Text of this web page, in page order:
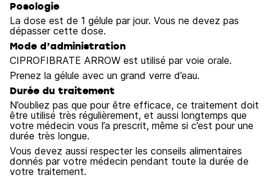
Posologie
La dose est de 1 gélule par jour. Vous ne devez pas
dépasser cette dose.
Mode d’administration
CIPROFIBRATE ARROW est utilisé par voie orale.
Prenez la gélule avec un grand verre d’eau.
Durée du traitement
N’oubliez pas que pour être efficace, ce traitement doit
être utilisé très régulièrement, et aussi longtemps que
votre médecin vous l’a prescrit, même si c’est pour une
durée très longue.
Vous devez aussi respecter les conseils alimentaires
donnés par votre médecin pendant toute la durée de
votre traitement.